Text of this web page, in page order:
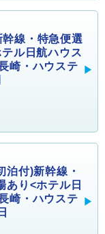
線・特急便選
ル日航ハウス
崎・ハウステ
付)新幹線・
あり<ホテル日
崎・ハウステ